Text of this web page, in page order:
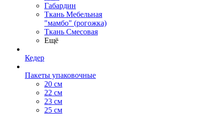
Габардин
Ткань Мебельная
"мамбо" (рогожка)
Ткань Смесовая
Ещё
Кедер
Пакеты упаковочные
20 см
22 см
23 см
25 см